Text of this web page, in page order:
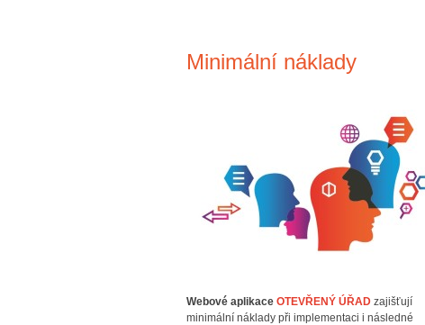
Minimální náklady
Webové aplikace OTEVŘENÝ ÚŘAD zajišťují
minimální náklady při implementaci i následné